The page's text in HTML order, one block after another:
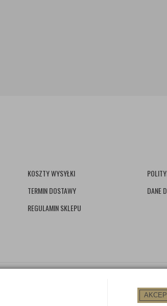
KOSZTY WYSYŁKI
TERMIN DOSTAWY
REGULAMIN SKLEPU
DANE